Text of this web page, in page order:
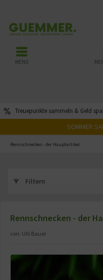
Treuepunkte sammeln & Geld
MENÜ
SOMMER
Rennschnecken - der Hauptartikel
Filtern
Rennschnecken - der
von: Ulli Bauer